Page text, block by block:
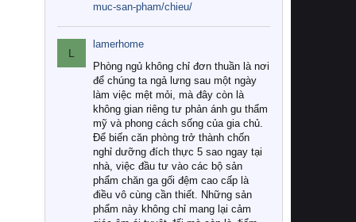
muc-san-pham/chieu/
L
lamerhome
Phòng ngủ không chỉ đơn thuần là nơi
để chúng ta ngả lưng sau một ngày
làm việc mệt mỏi, mà đây còn là
không gian riêng tư phản ánh gu thẩm
mỹ và phong cách sống của gia chủ.
Để biến căn phòng trở thành chốn
nghỉ dưỡng đích thực 5 sao ngay tại
nhà, việc đầu tư vào các bộ sản
phẩm chăn ga gối đệm cao cấp là
điều vô cùng cần thiết. Những sản
phẩm này không chỉ mang lại cảm